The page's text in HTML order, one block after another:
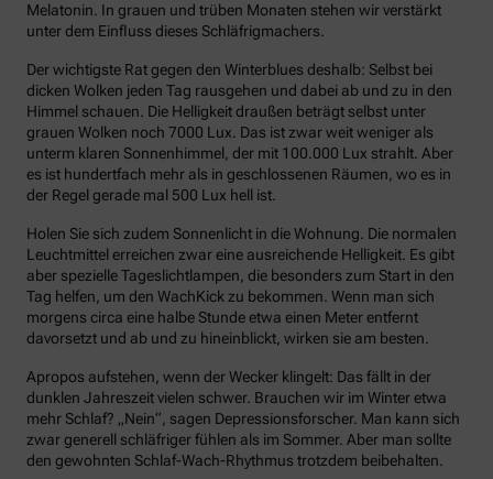
Melatonin. In grauen und trüben Monaten stehen wir verstärkt
unter dem Einfluss dieses Schläfrigmachers.
Der wichtigste Rat gegen den Winterblues deshalb: Selbst bei
dicken Wolken jeden Tag rausgehen und dabei ab und zu in den
Himmel schauen. Die Helligkeit draußen beträgt selbst unter
grauen Wolken noch 7000 Lux. Das ist zwar weit weniger als
unterm klaren Sonnenhimmel, der mit 100.000 Lux strahlt. Aber
es ist hundertfach mehr als in geschlossenen Räumen, wo es in
der Regel gerade mal 500 Lux hell ist.
Holen Sie sich zudem Sonnenlicht in die Wohnung. Die normalen
Leuchtmittel erreichen zwar eine ausreichende Helligkeit. Es gibt
aber spezielle Tageslichtlampen, die besonders zum Start in den
Tag helfen, um den WachKick zu bekommen. Wenn man sich
morgens circa eine halbe Stunde etwa einen Meter entfernt
davorsetzt und ab und zu hineinblickt, wirken sie am besten.
Apropos aufstehen, wenn der Wecker klingelt: Das fällt in der
dunklen Jahreszeit vielen schwer. Brauchen wir im Winter etwa
mehr Schlaf? „Nein“, sagen Depressionsforscher. Man kann sich
zwar generell schläfriger fühlen als im Sommer. Aber man sollte
den gewohnten Schlaf-Wach-Rhythmus trotzdem beibehalten.